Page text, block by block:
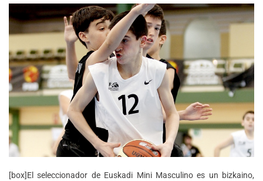
[box]El seleccionador de Euskadi Mini Masculino es un bizkaino,